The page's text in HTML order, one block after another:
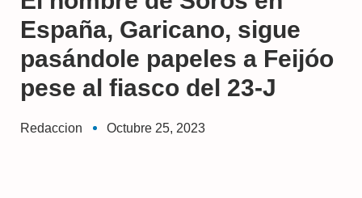
España, Garicano, sigue
pasándole papeles a Feijóo
pese al fiasco del 23-J
Redaccion Octubre 25, 2023